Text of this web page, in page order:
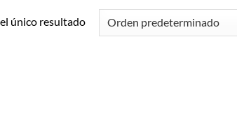
único resultado